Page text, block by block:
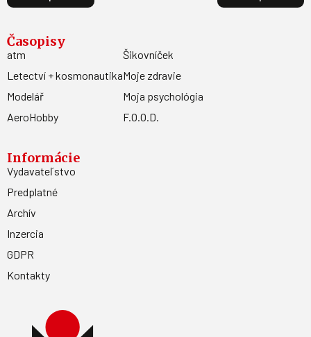
Časopisy
atm
Letectví + kosmonautika
Modelář
AeroHobby
Šikovníček
Moje zdravie
Moja psychológia
F.O.O.D.
Informácie
Vydavateľstvo
Predplatné
Archív
Inzercia
GDPR
Kontakty